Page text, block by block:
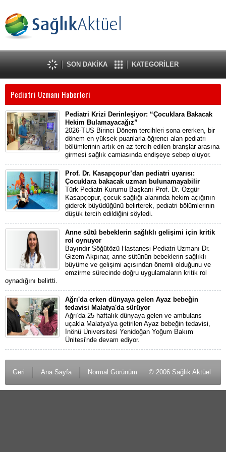
SON DAKİKA KATEGORİLER
Pediatri Uzmanı Haberleri
Pediatri Krizi Derinleşiyor: “Çocuklara Bakacak
Hekim Bulamayacağız”
2026-TUS Birinci Dönem tercihleri sona ererken, bir
dönem en yüksek puanlarla öğrenci alan pediatri
bölümlerinin artık en az tercih edilen branşlar arasına
girmesi sağlık camiasında endişeye sebep oluyor.
Prof. Dr. Kasapçopur’dan pediatri uyarısı:
Çocuklara bakacak uzman bulunamayabilir
Türk Pediatri Kurumu Başkanı Prof. Dr. Özgür
Kasapçopur, çocuk sağlığı alanında hekim açığının
giderek büyüdüğünü belirterek, pediatri bölümlerinin
düşük tercih edildiğini söyledi.
Anne sütü bebeklerin sağlıklı gelişimi için kritik
rol oynuyor
Bayındır Söğütözü Hastanesi Pediatri Uzmanı Dr.
Gizem Akpınar, anne sütünün bebeklerin sağlıklı
büyüme ve gelişimi açısından önemli olduğunu ve
emzirme sürecinde doğru uygulamaların kritik rol
oynadığını belirtti.
Ağrı'da erken dünyaya gelen Ayaz bebeğin
tedavisi Malatya'da sürüyor
Ağrı'da 25 haftalık dünyaya gelen ve ambulans
uçakla Malatya'ya getirilen Ayaz bebeğin tedavisi,
İnönü Üniversitesi Yenidoğan Yoğum Bakım
Ünitesi'nde devam ediyor.
Geri Ana Sayfa Normal Görünüm © 2006 Sağlık Aktüel